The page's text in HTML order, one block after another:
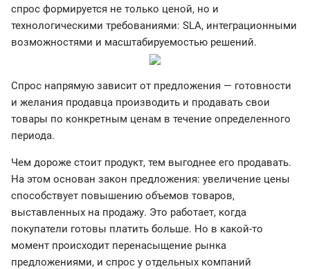
спрос формируется не только ценой, но и
технологическими требованиями: SLA, интеграционными
возможностями и масштабируемостью решений.
Спрос напрямую зависит от предложения — готовности
и желания продавца производить и продавать свои
товары по конкретным ценам в течение определенного
периода.
Чем дороже стоит продукт, тем выгоднее его продавать.
На этом основан закон предложения: увеличение цены
способствует повышению объемов товаров,
выставленных на продажу. Это работает, когда
покупатели готовы платить больше. Но в какой-то
момент происходит перенасыщение рынка
предложениями, и спрос у отдельных компаний